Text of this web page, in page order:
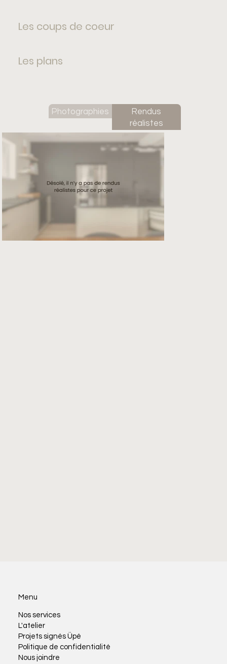
Les coups de coeur
Les plans
Photographies
Rendus
réalistes
Menu
Nos services
L'atelier
Projets signés Üpé
Politique de confidentialité
Nous joindre